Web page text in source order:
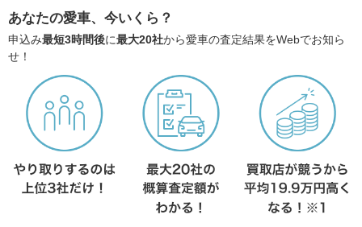
あなたの愛車、今いくら？
申込み最短3時間後に最大20社から愛車の査定結果をWebでお知ら
せ！